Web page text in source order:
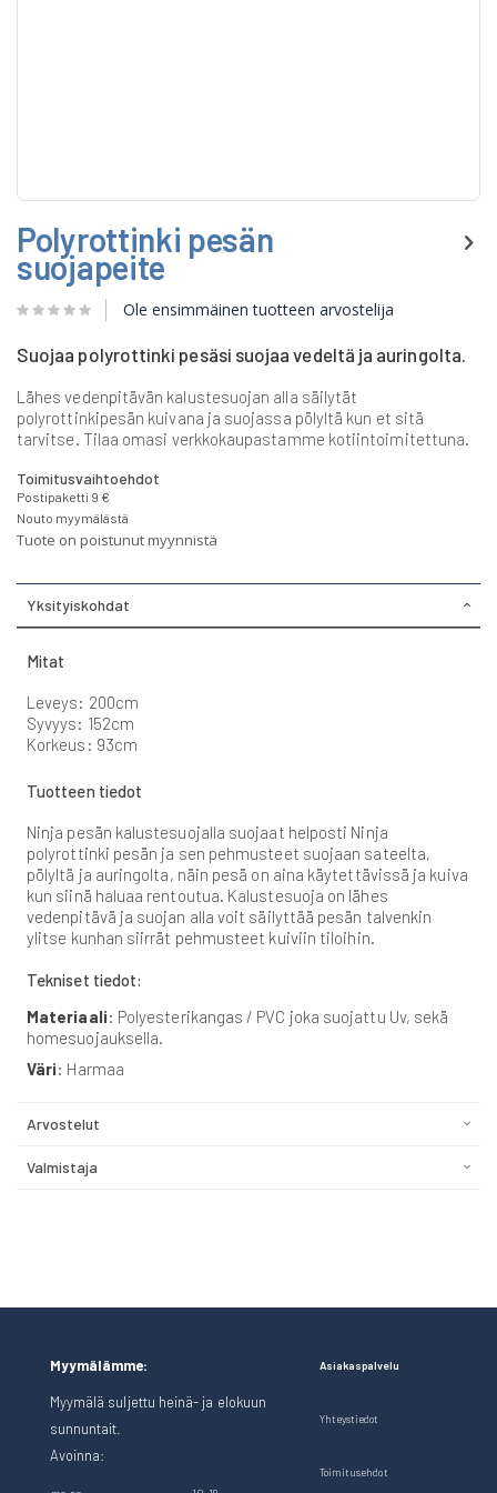
to
the
beginning
the
gallery
Polyrottinki pesän
suojapeite
Ole ensimmäinen tuotteen arvostelija
Suojaa polyrottinki pesäsi suojaa vedeltä ja auringolta.
Lähes vedenpitävän kalustesuojan alla säilytät
polyrottinkipesän kuivana ja suojassa pölyltä kun et sitä
tarvitse. Tilaa omasi verkkokaupastamme kotiintoimitettuna.
Toimitusvaihtoehdot
Postipaketti 9 €
Nouto myymälästä
Tuote on poistunut myynnistä
Yksityiskohdat
Mitat
Leveys: 200cm
Syvyys: 152cm
Korkeus: 93cm
Tuotteen tiedot
Ninja pesän kalustesuojalla suojaat helposti Ninja
polyrottinki pesän ja sen pehmusteet suojaan sateelta,
pölyltä ja auringolta, näin pesä on aina käytettävissä ja kuiva
kun siinä haluaa rentoutua. Kalustesuoja on lähes
vedenpitävä ja suojan alla voit säilyttää pesän talvenkin
ylitse kunhan siirrät pehmusteet kuiviin tiloihin.
Tekniset tiedot:
Materiaali: Polyesterikangas / PVC joka suojattu Uv, sekä
homesuojauksella.
Väri: Harmaa
Arvostelut
Valmistaja
Myymälämme:
Myymälä suljettu heinä- ja elokuun
sunnuntait.
Avoinna:
Asiakaspalvelu
Yhteystiedot
Toimitusehdot